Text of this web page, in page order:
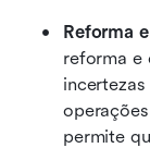
Reforma
reforma e
permite